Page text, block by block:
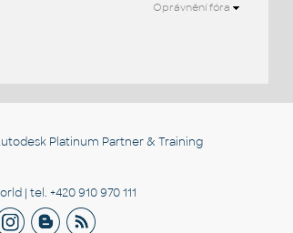
Oprávnění fóra
Platinum Partner & Training
| tel. +420 910 970 111